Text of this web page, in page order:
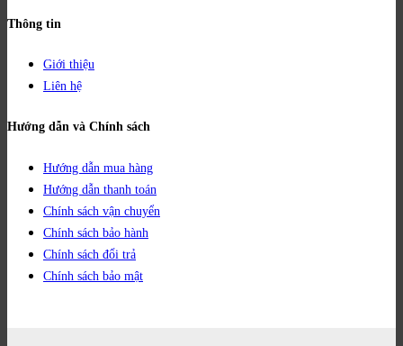
Thông tin
Giới thiệu
Liên hệ
Hướng dẫn và Chính sách
Hướng dẫn mua hàng
Hướng dẫn thanh toán
Chính sách vận chuyển
Chính sách bảo hành
Chính sách đổi trả
Chính sách bảo mật